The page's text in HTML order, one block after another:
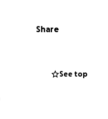
spero
o l'auto, vi prego
il più
Share
See top